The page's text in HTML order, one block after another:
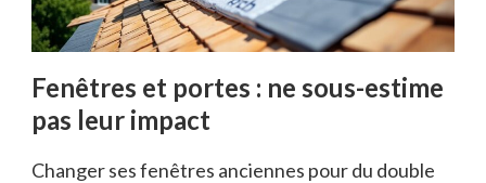
Fenêtres et portes : ne sous-estime
pas leur impact
Changer ses fenêtres anciennes pour du double